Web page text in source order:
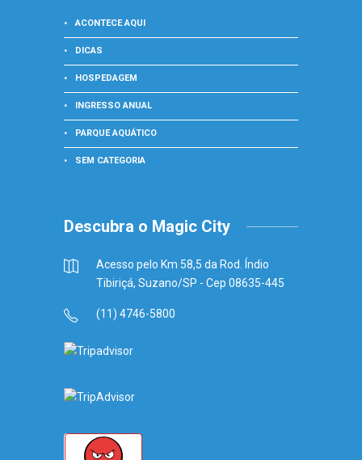
ACONTECE AQUI
DICAS
HOSPEDAGEM
INGRESSO ANUAL
PARQUE AQUÁTICO
SEM CATEGORIA
Descubra o Magic City
Acesso pelo Km 58,5 da Rod. Índio
Tibiriçá, Suzano/SP - Cep 08635-445
(11) 4746-5800